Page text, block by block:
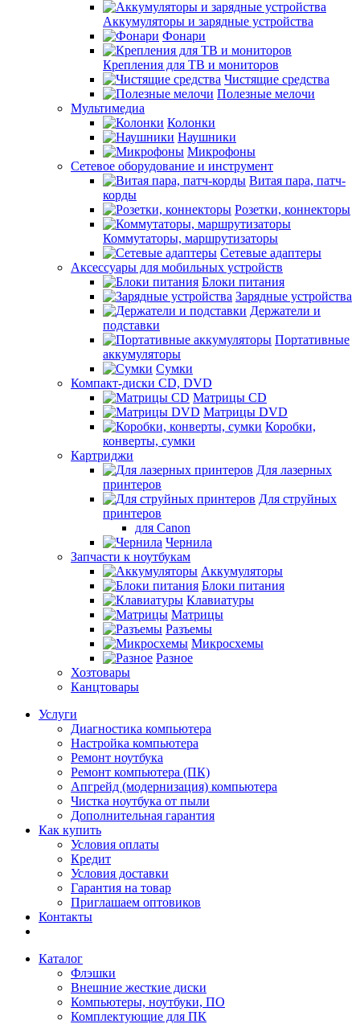
Аккумуляторы и зарядные устройства
Фонари
Крепления для ТВ и мониторов
Чистящие средства
Полезные мелочи
Мультимедиа
Колонки
Наушники
Микрофоны
Сетевое оборудование и инструмент
Витая пара, патч-
корды
Розетки, коннекторы
Коммутаторы, маршрутизаторы
Сетевые адаптеры
Аксессуары для мобильных устройств
Блоки питания
Зарядные устройства
Держатели и
подставки
Портативные
аккумуляторы
Сумки
Компакт-диски CD, DVD
Матрицы CD
Матрицы DVD
Коробки,
конверты, сумки
Картриджи
Для лазерных
принтеров
Для струйных
принтеров
для Canon
Чернила
Запчасти к ноутбукам
Аккумуляторы
Блоки питания
Клавиатуры
Матрицы
Разъемы
Микросхемы
Разное
Хозтовары
Канцтовары
Услуги
Диагностика компьютера
Настройка компьютера
Ремонт ноутбука
Ремонт компьютера (ПК)
Апгрейд (модернизация) компьютера
Чистка ноутбука от пыли
Дополнительная гарантия
Как купить
Условия оплаты
Кредит
Условия доставки
Гарантия на товар
Приглашаем оптовиков
Контакты
Каталог
Флэшки
Внешние жесткие диски
Компьютеры, ноутбуки, ПО
Комплектующие для ПК